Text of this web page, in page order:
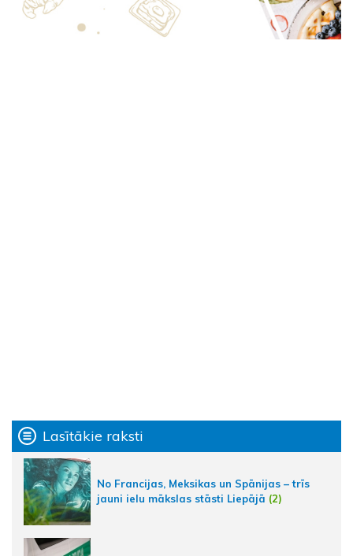
Lasītākie raksti
No Francijas, Meksikas un Spānijas – trīs
jauni ielu mākslas stāsti Liepājā (2)